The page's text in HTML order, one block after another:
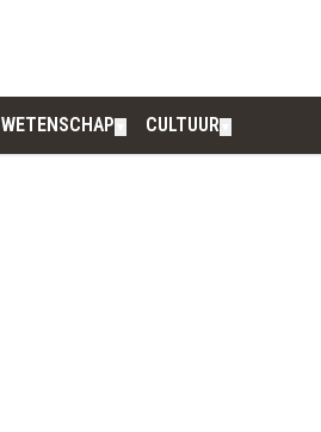
WETENSCHAP CULTUUR